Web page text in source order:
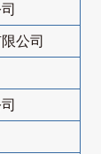
公司